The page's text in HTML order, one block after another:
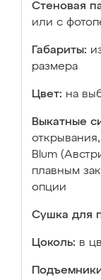
Стеновая
или с
Габариты:
размера
Цвет: на
Выкатные
Blum
плавным
опции
Сушка для
Цоколь: в